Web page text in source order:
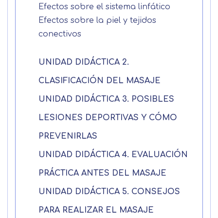
Efectos sobre el sistema linfático
Efectos sobre la piel y tejidos
conectivos
UNIDAD DIDÁCTICA 2.
CLASIFICACIÓN DEL MASAJE
UNIDAD DIDÁCTICA 3. POSIBLES
LESIONES DEPORTIVAS Y CÓMO
PREVENIRLAS
UNIDAD DIDÁCTICA 4. EVALUACIÓN
PRÁCTICA ANTES DEL MASAJE
UNIDAD DIDÁCTICA 5. CONSEJOS
PARA REALIZAR EL MASAJE
Solicitar
información
Mail
información
Nombre
Centro de
preferencia de